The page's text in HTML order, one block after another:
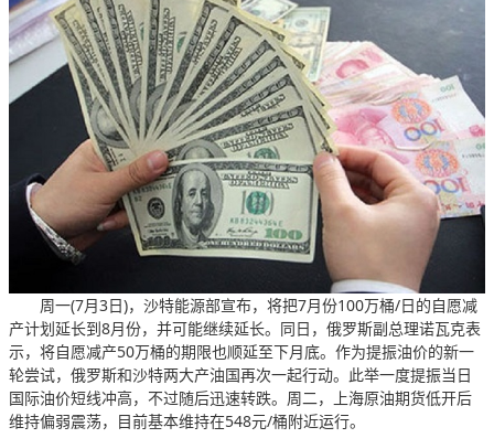
周一(7月3日)，沙特能源部宣布，将把7月份100万桶/日的自愿减
产计划延长到8月份，并可能继续延长。同日，俄罗斯副总理诺瓦克表
示，将自愿减产50万桶的期限也顺延至下月底。作为提振油价的新一
轮尝试，俄罗斯和沙特两大产油国再次一起行动。此举一度提振当日
国际油价短线冲高，不过随后迅速转跌。周二，上海原油期货低开后
维持偏弱震荡，目前基本维持在548元/桶附近运行。